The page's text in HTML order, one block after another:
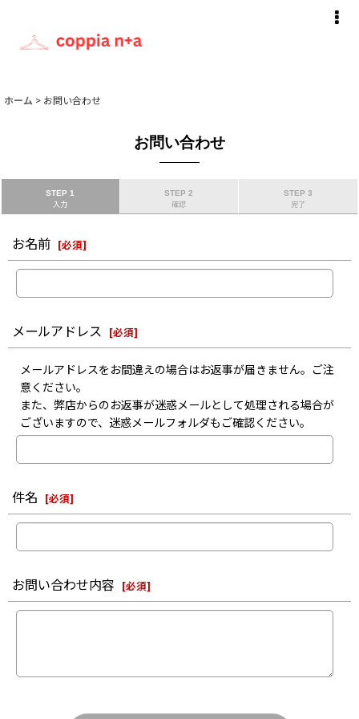
ホーム > お問い合わせ
お問い合わせ
STEP 1
入力
STEP 2
確認
STEP 3
完了
お名前 [必須]
メールアドレス [必須]
メールアドレスをお間違えの場合はお返事が届きません。ご注
意ください。
また、弊店からのお返事が迷惑メールとして処理される場合が
ございますので、迷惑メールフォルダもご確認ください。
件名 [必須]
お問い合わせ内容 [必須]